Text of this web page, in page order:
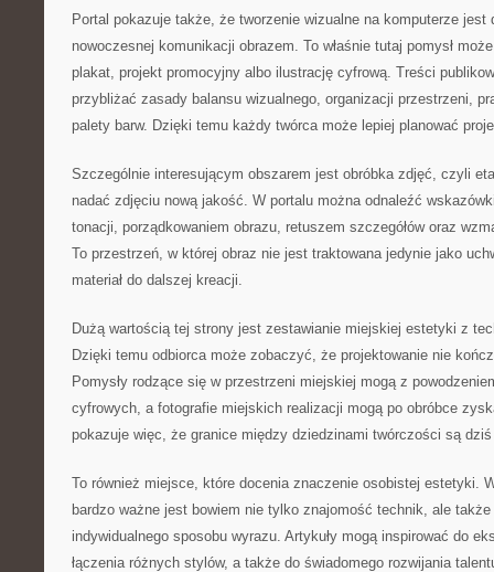
Portal pokazuje także, że tworzenie wizualne na komputerze jest
nowoczesnej komunikacji obrazem. To właśnie tutaj pomysł
plakat, projekt promocyjny albo ilustrację cyfrową. Treści
przybliżać zasady balansu wizualnego, organizacji przestrzeni,
palety barw. Dzięki temu każdy twórca może lepiej planować
Szczególnie interesującym obszarem jest obróbka zdjęć, czyli
nadać zdjęciu nową jakość. W portalu można odnaleźć
tonacji, porządkowaniem obrazu, retuszem szczegółów oraz
To przestrzeń, w której obraz nie jest traktowana jedynie jako
materiał do dalszej kreacji.
Dużą wartością tej strony jest zestawianie miejskiej estetyki z
Dzięki temu odbiorca może zobaczyć, że projektowanie nie
Pomysły rodzące się w przestrzeni miejskiej mogą z
cyfrowych, a fotografie miejskich realizacji mogą po obróbce
pokazuje więc, że granice między dziedzinami twórczości są
To również miejsce, które docenia znaczenie osobistej estetyki.
bardzo ważne jest bowiem nie tylko znajomość technik, ale także
indywidualnego sposobu wyrazu. Artykuły mogą inspirować do
łączenia różnych stylów, a także do świadomego rozwijania